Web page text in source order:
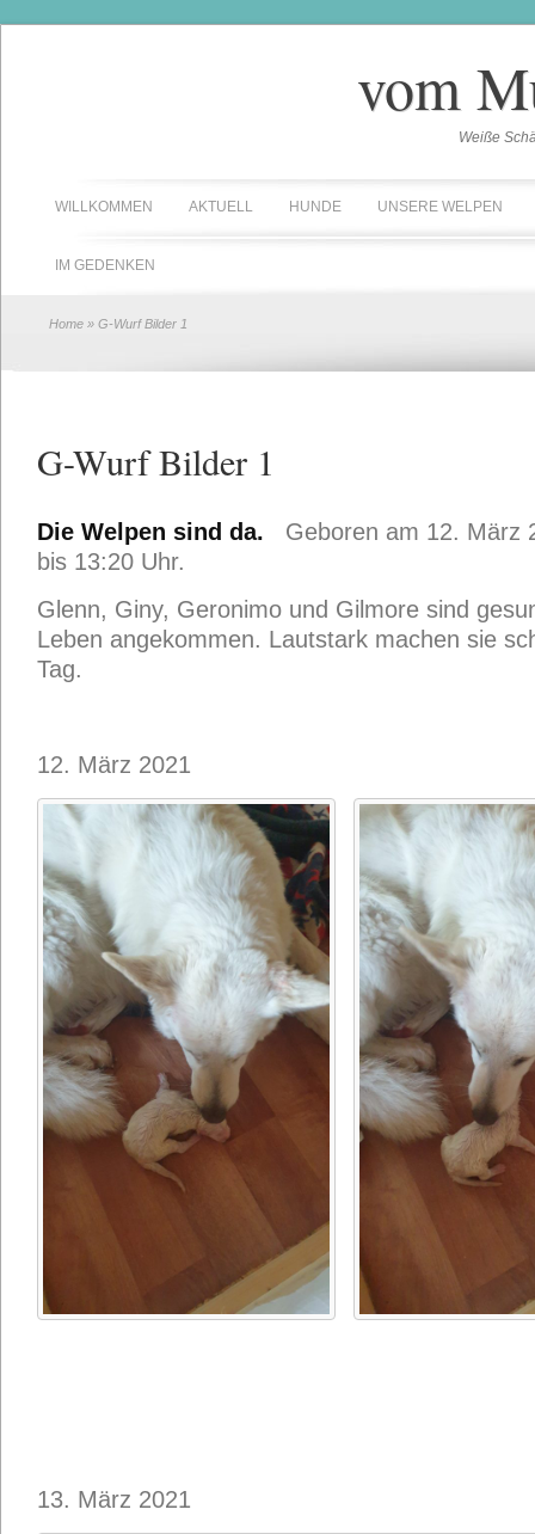
vom
Weiße
WILLKOMMEN AKTUELL HUNDE UNSERE WELPEN
IM GEDENKEN
Home » G-Wurf Bilder 1
G-Wurf Bilder 1
Die Welpen sind da. Geboren am 12. März
bis 13:20 Uhr.
Glenn, Giny, Geronimo und Gilmore sind
Leben angekommen. Lautstark machen sie
Tag.
12. März 2021
13. März 2021